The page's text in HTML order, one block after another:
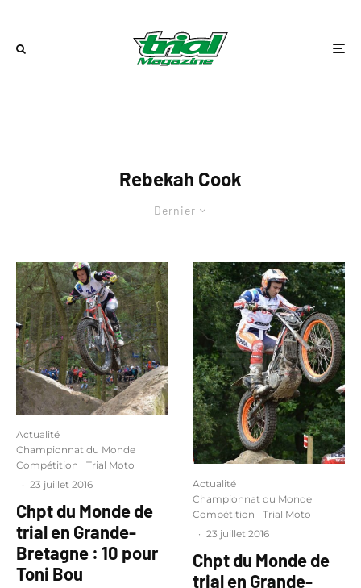
Rebekah Cook
Dernier
Actualité
Championnat du Monde
Compétition
Trial Moto
· 23 juillet 2016
Chpt du Monde de
trial en Grande-
Bretagne : 10 pour
Toni Bou
Actualité
Championnat du Monde
Compétition
Trial Moto
· 23 juillet 2016
Chpt du Monde de
trial en Grande-